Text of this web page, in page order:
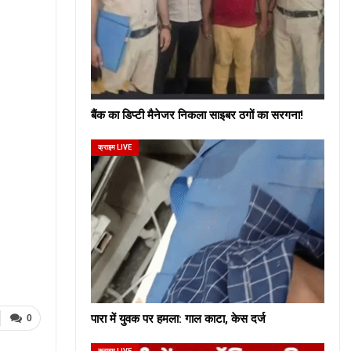
0
बैंक का डिप्टी मैनेजर निकला साइबर ठगों का सरगना!
क्राइम LIVE
पारा में युवक पर हमला: गाल काटा, केस दर्ज